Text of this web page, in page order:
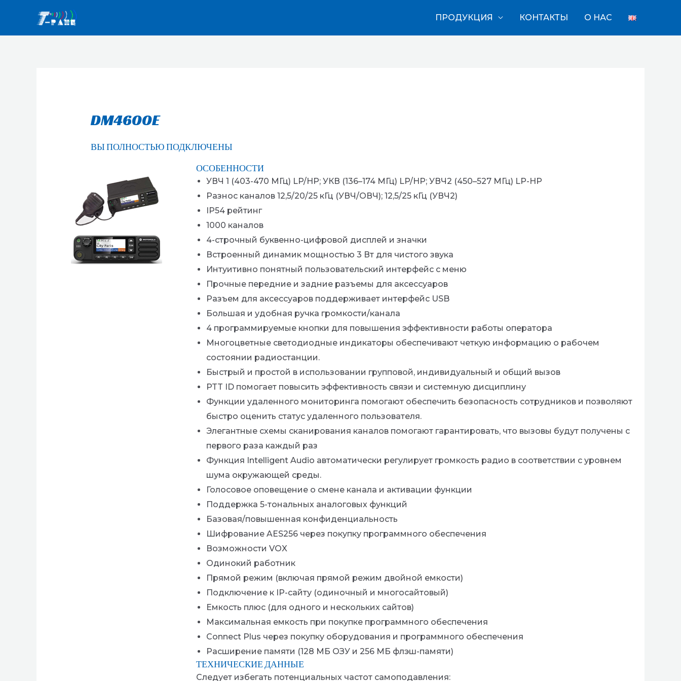
содержимому
ПРОДУКЦИЯ КОНТАКТЫ О НАС
DM4600E
ВЫ ПОЛНОСТЬЮ ПОДКЛЮЧЕНЫ
ОСОБЕННОСТИ
УВЧ 1 (403-470 МГц) LP/HP; УКВ (136–174 МГц) LP/HP; УВЧ2 (450–527 МГц) LP-HP
Разнос каналов 12,5/20/25 кГц (УВЧ/ОВЧ); 12,5/25 кГц (УВЧ2)
IP54 рейтинг
1000 каналов
4-строчный буквенно-цифровой дисплей и значки
Встроенный динамик мощностью 3 Вт для чистого звука
Интуитивно понятный пользовательский интерфейс с меню
Прочные передние и задние разъемы для аксессуаров
Разъем для аксессуаров поддерживает интерфейс USB
Большая и удобная ручка громкости/канала
4 программируемые кнопки для повышения эффективности работы оператора
Многоцветные светодиодные индикаторы обеспечивают четкую информацию о рабочем
состоянии радиостанции.
Быстрый и простой в использовании групповой, индивидуальный и общий вызов
PTT ID помогает повысить эффективность связи и системную дисциплину
Функции удаленного мониторинга помогают обеспечить безопасность сотрудников и позволяют
быстро оценить статус удаленного пользователя.
Элегантные схемы сканирования каналов помогают гарантировать, что вызовы будут получены с
первого раза каждый раз
Функция Intelligent Audio автоматически регулирует громкость радио в соответствии с уровнем
шума окружающей среды.
Голосовое оповещение о смене канала и активации функции
Поддержка 5-тональных аналоговых функций
Базовая/повышенная конфиденциальность
Шифрование AES256 через покупку программного обеспечения
Возможности VOX
Одинокий работник
Прямой режим (включая прямой режим двойной емкости)
Подключение к IP-сайту (одиночный и многосайтовый)
Емкость плюс (для одного и нескольких сайтов)
Максимальная емкость при покупке программного обеспечения
Connect Plus через покупку оборудования и программного обеспечения
Расширение памяти (128 МБ ОЗУ и 256 МБ флэш-памяти)
ТЕХНИЧЕСКИЕ ДАННЫЕ
Следует избегать потенциальных частот самоподавления: